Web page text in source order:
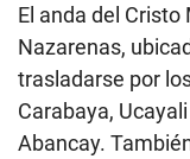
El anda del
Nazarenas,
trasladarse por
Carabaya,
Abancay.